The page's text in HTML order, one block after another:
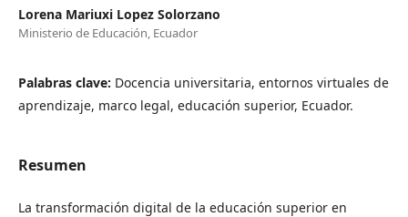
Lorena Mariuxi Lopez Solorzano
Ministerio de Educación, Ecuador
Palabras clave: Docencia universitaria, entornos virtuales de
aprendizaje, marco legal, educación superior, Ecuador.
Resumen
La transformación digital de la educación superior en